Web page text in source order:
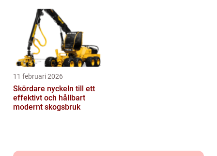
11 februari 2026
Skördare nyckeln till ett
effektivt och hållbart
modernt skogsbruk